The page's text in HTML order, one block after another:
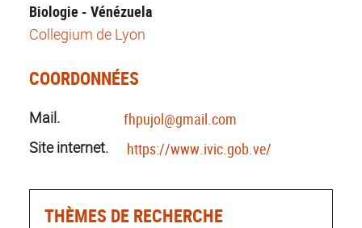
Biologie - Vénézuela
Collegium de Lyon
COORDONNÉES
Mail.
fhpujol@gmail.com
Site internet.
https://www.ivic.gob.ve/
THÈMES DE RECHERCHE